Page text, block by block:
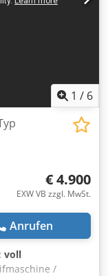
1 / 6
€ 4.900
EXW VB zzgl. MwSt.
Anrufen
voll
/